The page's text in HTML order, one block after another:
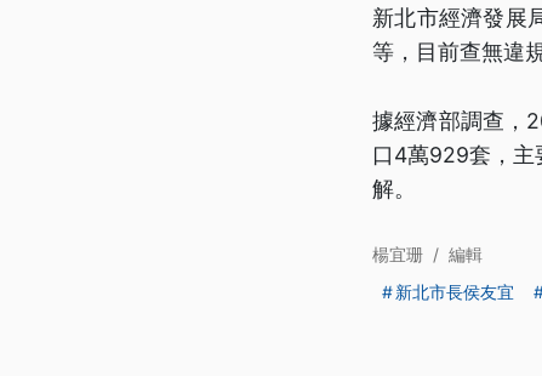
新北市經濟發展
等，目前查無違
據經濟部調查，
口4萬929套，主
解。
楊宜珊 / 編輯
新北市長侯友宜